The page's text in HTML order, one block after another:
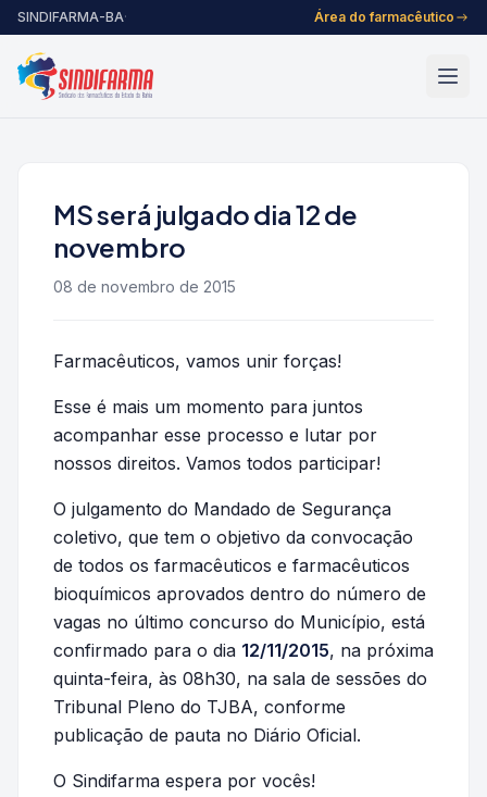
Pular para o conteúdo
SINDIFARMA-BA· Área do farmacêutico
MS será julgado dia 12 de
novembro
08 de novembro de 2015
Farmacêuticos, vamos unir forças!
Esse é mais um momento para juntos
acompanhar esse processo e lutar por
nossos direitos. Vamos todos participar!
O julgamento do Mandado de Segurança
coletivo, que tem o objetivo da convocação
de todos os farmacêuticos e farmacêuticos
bioquímicos aprovados dentro do número de
vagas no último concurso do Município, está
confirmado para o dia 12/11/2015, na próxima
quinta-feira, às 08h30, na sala de sessões do
Tribunal Pleno do TJBA, conforme
publicação de pauta no Diário Oficial.
O Sindifarma espera por vocês!